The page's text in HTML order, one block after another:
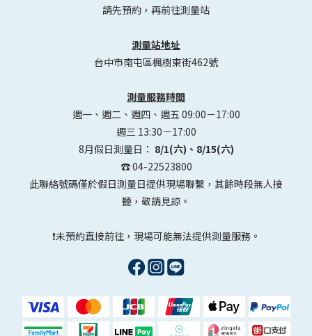
請先預約，再前往測量站
測量站地址
台中市南屯區楓樹東街462號
測量服務時間
週一、週二、週四、週五 09:00－17:00
週三 13:30－17:00
8月假日測量日： 8/1(六)、8/15(六)
☎️ 04-22523800
此聯絡號碼僅於假日測量日提供現場聯繫，其餘時段無人接
聽，敬請見諒。
❗未預約直接前往，現場可能無法提供測量服務。